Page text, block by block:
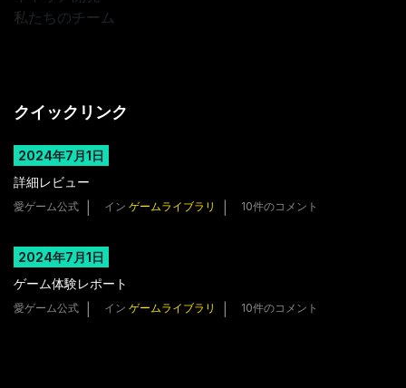
私たちのチーム
クイックリンク
2024年7月1日
詳細レビュー
愛ゲーム公式 イン ゲームライブラリ 10件のコメント
2024年7月1日
ゲーム体験レポート
愛ゲーム公式 イン ゲームライブラリ 10件のコメント